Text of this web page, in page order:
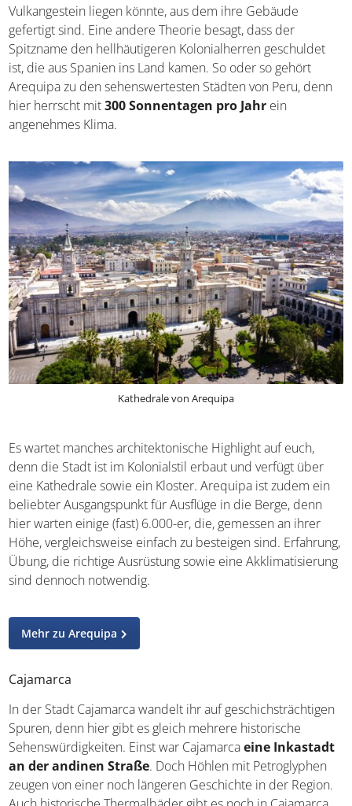
ist diegrößte Stadt im Süden des Landes
. Arequipa
wird auch als die „weiße Stadt“ bezeichnet, was am hellen
Vulkangestein liegen könnte, aus dem ihre Gebäude
gefertigt sind. Eine andere Theorie besagt, dass der
Spitzname den hellhäutigeren Kolonialherren geschuldet
ist, die aus Spanien ins Land kamen. So oder so gehört
Arequipa zu den sehenswertesten Städten von Peru,
angenehmes Klima.
Kathedrale von Arequipa
Es wartet manches architektonische Highlight auf euch,
denn die Stadt ist im Kolonialstil erbaut und verfügt über
eine Kathedrale sowie ein Kloster. Arequipa ist zudem ein
beliebter Ausgangspunkt für Ausflüge in die Berge, denn
hier warten einige (fast) 6.000-er, die, gemessen an ihrer
Höhe, vergleichsweise einfach zu besteigen sind.
Akklimatisierung sind dennoch notwendig.
Mehr zu Arequipa
Cajamarca
In der Stadt Cajamarca wandelt ihr auf
geschichsträchtigen Spuren, denn hier gibt es gleich
mehrere historische Sehenswürdigkeiten. Einst war